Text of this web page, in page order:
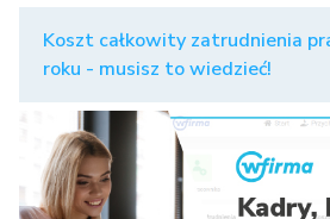
Koszt całkowity zatrudnienia
roku - musisz to wiedzieć!